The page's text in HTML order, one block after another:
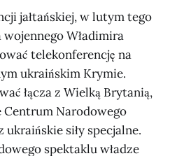
jałtańskiej, w lutym tego
Władimira
telekonferencję na
ukraińskim Krymie.
łącza z Wielką Brytanią,
Centrum Narodowego
siły specjalne.
spektaklu władze